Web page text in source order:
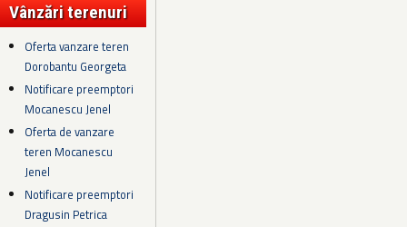
Vânzări terenuri
Oferta vanzare teren
Dorobantu Georgeta
Notificare preemptori
Mocanescu Jenel
Oferta de vanzare
teren Mocanescu
Jenel
Notificare preemptori
Dragusin Petrica